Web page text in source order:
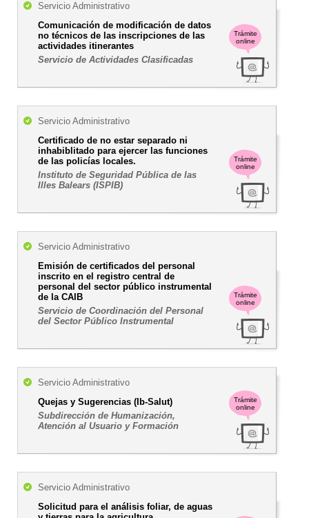
Trámite
online
Servicio Administrativo
Comunicación de modificación de datos
no técnicos de las inscripciones de las
actividades itinerantes
Servicio de Actividades Clasificadas
Trámite
online
Servicio Administrativo
Certificado de no estar separado ni
inhabiblitado para ejercer las funciones
de las policías locales.
Instituto de Seguridad Pública de las
Illes Balears (ISPIB)
Trámite
online
Servicio Administrativo
Emisión de certificados del personal
inscrito en el registro central de
personal del sector público instrumental
de la CAIB
Servicio de Coordinación del Personal
del Sector Público Instrumental
Trámite
online
Servicio Administrativo
Quejas y Sugerencias (Ib-Salut)
Subdirección de Humanización,
Atención al Usuario y Formación
Servicio Administrativo
Solicitud para el análisis foliar, de aguas